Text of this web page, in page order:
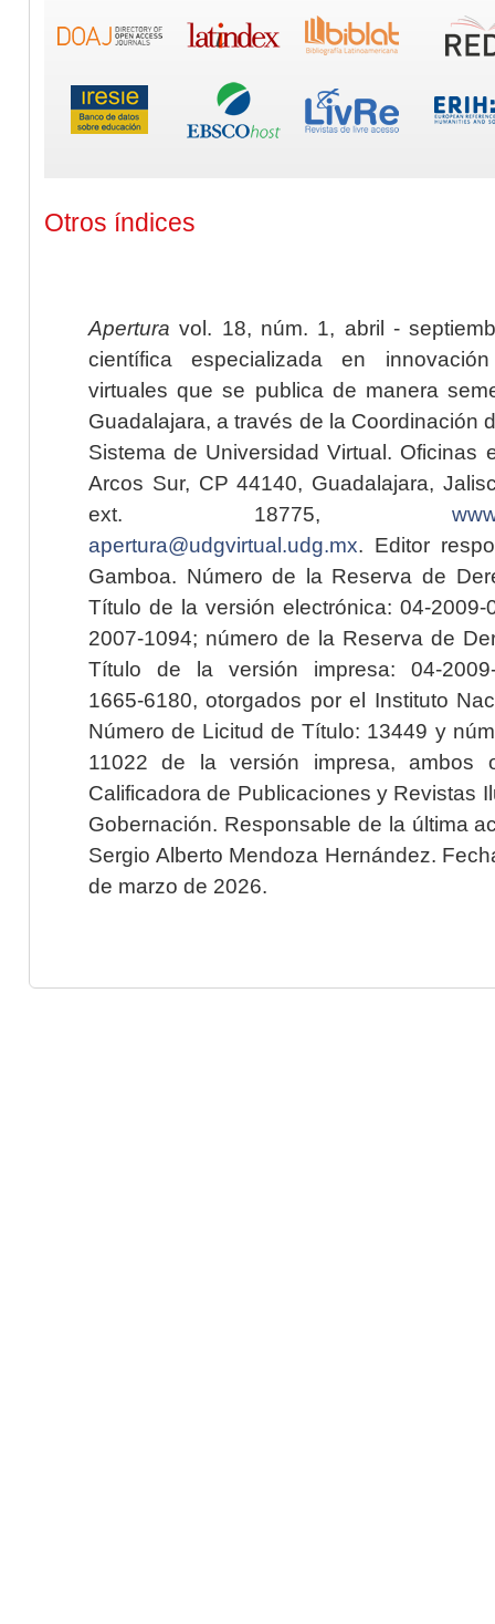
Otros índices
Apertura vol. 18, núm. 1, abril -
científica especializada en
virtuales que se publica de manera
Guadalajara, a través de la Coordinación
Sistema de Universidad Virtual. Oficinas
Arcos Sur, CP 44140, Guadalajara,
ext. 18775,
apertura@udgvirtual.udg.mx. Editor
Gamboa. Número de la Reserva de
Título de la versión electrónica: 04-2009-
2007-1094; número de la Reserva de
Título de la versión impresa: 04-2009-
1665-6180, otorgados por el Instituto
Número de Licitud de Título: 13449 y
11022 de la versión impresa, ambos
Calificadora de Publicaciones y Revistas
Gobernación. Responsable de la última
Sergio Alberto Mendoza Hernández.
de marzo de 2026.